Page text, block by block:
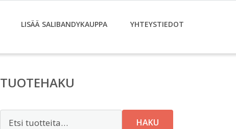
LISÄÄ SALIBANDYKAUPPA YHTEYSTIEDOT
TUOTEHAKU
HAKU